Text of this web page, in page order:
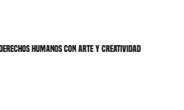
humanos con arte y creatividad